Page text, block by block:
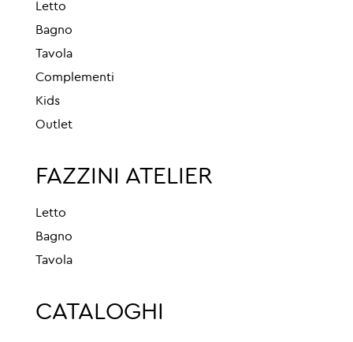
Letto
Bagno
Tavola
Complementi
Kids
Outlet
FAZZINI ATELIER
Letto
Bagno
Tavola
CATALOGHI